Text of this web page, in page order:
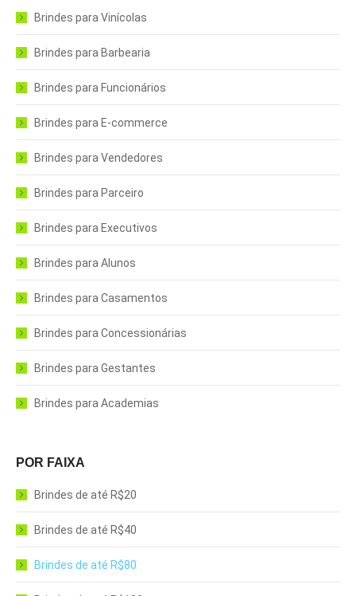
Brindes para Vinícolas
Brindes para Barbearia
Brindes para Funcionários
Brindes para E-commerce
Brindes para Vendedores
Brindes para Parceiro
Brindes para Executivos
Brindes para Alunos
Brindes para Casamentos
Brindes para Concessionárias
Brindes para Gestantes
Brindes para Academias
POR FAIXA
Brindes de até R$20
Brindes de até R$40
Brindes de até R$80